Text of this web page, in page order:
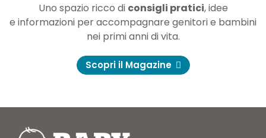
Uno spazio ricco di consigli pratici, idee
e informazioni per accompagnare genitori e bambini
nei primi anni di vita.
Scopri il Magazine